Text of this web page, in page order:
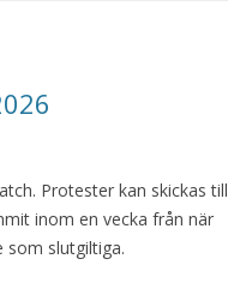
Protester kan skickas till
inom en vecka från när
som slutgiltiga.